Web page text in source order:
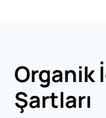
Organik
Şartları